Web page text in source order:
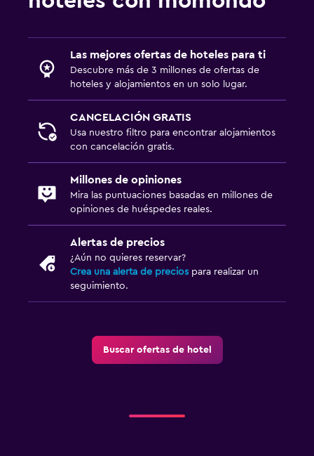
Las mejores ofertas de hoteles para ti
Descubre más de 3 millones de ofertas de
hoteles y alojamientos en un solo lugar.
CANCELACIÓN GRATIS
Usa nuestro filtro para encontrar alojamientos
con cancelación gratis.
Millones de opiniones
Mira las puntuaciones basadas en millones de
opiniones de huéspedes reales.
Alertas de precios
¿Aún no quieres reservar?
Crea una alerta de precios para realizar un
seguimiento.
Buscar ofertas de hotel